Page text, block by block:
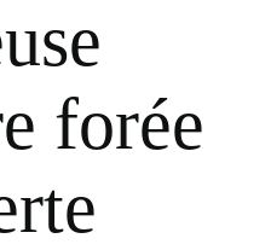
forée